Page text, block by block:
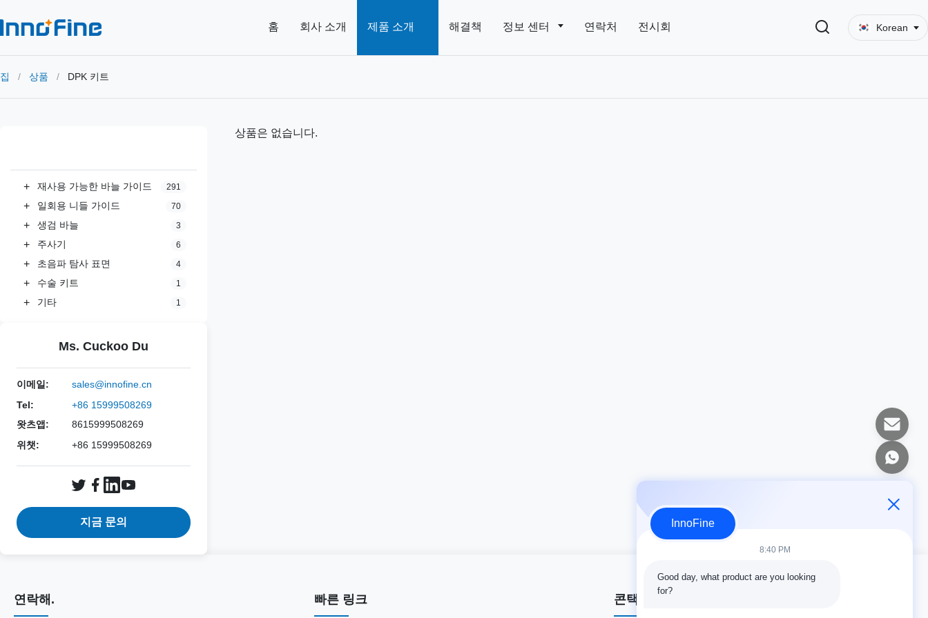
홈 회사 소개 제품 소개 해결책 정보 센터 연락처 전시회 Korean
집 / 상품 / DPK 키트
+ 재사용 가능한 바늘 가이드 291
+ 일회용 니들 가이드 70
+ 생검 바늘 3
+ 주사기 6
+ 초음파 탐사 표면 4
+ 수술 키트 1
+ 기타 1
Ms. Cuckoo Du
이메일:
sales@innofine.cn
Tel:
+86 15999508269
왓츠앱:
8615999508269
위챗:
+86 15999508269
지금 문의
상품은 없습니다.
연락해. 빠른 링크 콘택트 세목
InnoFine
8:40 PM
Good day, what product are you looking
for?